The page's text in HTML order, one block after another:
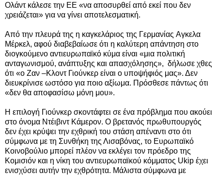
Ολάντ κάλεσε την ΕΕ «να αποσυρθεί από εκεί που δεν
χρειάζεται» για να γίνει αποτελεσματική.
Από την πλευρά της η καγκελάριος της Γερμανίας Αγκελα
Μέρκελ, αφού διαβεβαίωσε ότι η καλύτερη απάντηση στο
διογκούμενο αντιευρωπαϊκό κύμα είναι «μια πολιτική
ανταγωνισμού, ανάπτυξης και απασχόλησης», δήλωσε χθες
ότι «ο Ζαν –Κλοντ Γιούνκερ είναι ο υποψήφιός μας». Δεν
διευκρίνισε ωστόσο για ποιο αξίωμα. Πρόσθεσε πάντως ότι
«δεν θα αποφασίσω μόνη μου».
Η επιλογή Γιούνκερ σκοντάφτει σε ένα πρόβλημα που ακούει
στο όνομα Ντέιβιντ Κάμερον. Ο βρετανός πρωθυπουργός
δεν έχει κρύψει την εχθρική του στάση απέναντι στο ότι
σύμφωνα με τη Συνθήκη της Λισαβόνας, το Ευρωπαϊκό
Κοινοβούλιο μπορεί πλέον να εκλέγει τον πρόεδρο της
Κομισιόν και η νίκη του αντιευρωπαϊκού κόμματος Ukip έχει
ενισχύσει αυτήν την εχθρότητα. Μάλιστα σύμφωνα με